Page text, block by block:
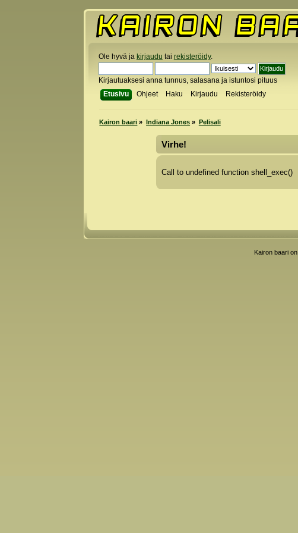
Ole hyvä ja kirjaudu tai rekisteröidy.
Kirjautuaksesi anna tunnus, salasana ja istuntosi pituus
Etusivu
Ohjeet Haku Kirjaudu Rekisteröidy
Kairon baari » Indiana Jones » Pelisali
Virhe!
Call to undefined function shell_exec()
Kairon baari on